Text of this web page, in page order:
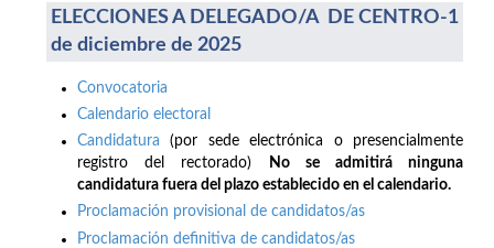
ELECCIONES A DELEGADO/A DE CENTRO-1
de diciembre de 2025
Convocatoria
Calendario electoral
Candidatura (por sede electrónica o presencialmente
registro del rectorado)
No se admitirá ninguna
candidatura fuera del plazo establecido en el calendario.
Proclamación provisional de candidatos/as
Proclamación definitiva de candidatos/as